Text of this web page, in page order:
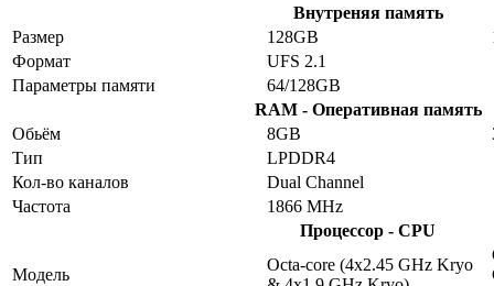
Внутреняя память
Размер
128GB
Формат
UFS 2.1
Параметры памяти
64/128GB
RAM - Оперативная память
Обьём
8GB
Тип
LPDDR4
Кол-во каналов
Dual Channel
Частота
1866 MHz
Процессор - CPU
Модель
Octa-core (4x2.45 GHz Kryo